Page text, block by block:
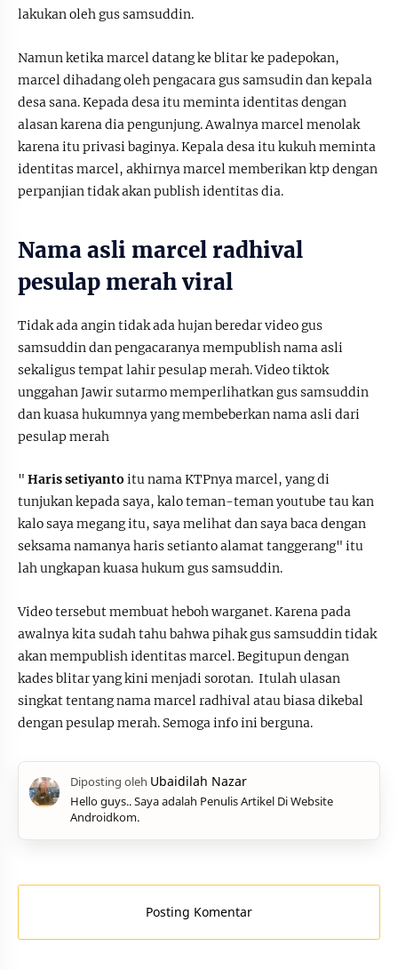
lakukan oleh gus samsuddin.
Namun ketika marcel datang ke blitar ke padepokan,
marcel dihadang oleh pengacara gus samsudin dan kepala
desa sana. Kepada desa itu meminta identitas dengan
alasan karena dia pengunjung. Awalnya marcel menolak
karena itu privasi baginya. Kepala desa itu kukuh meminta
identitas marcel, akhirnya marcel memberikan ktp dengan
perpanjian tidak akan publish identitas dia.
Nama asli marcel radhival
pesulap merah viral
Tidak ada angin tidak ada hujan beredar video gus
samsuddin dan pengacaranya mempublish nama asli
sekaligus tempat lahir pesulap merah. Video tiktok
unggahan Jawir sutarmo memperlihatkan gus samsuddin
dan kuasa hukumnya yang membeberkan nama asli dari
pesulap merah
" Haris setiyantoitu nama KTPnya marcel, yang di
tunjukan kepada saya, kalo teman-teman youtube tau kan
kalo saya megang itu, saya melihat dan saya baca dengan
seksama namanya haris setianto alamat tanggerang" itu
lah ungkapan kuasa hukum gus samsuddin.
Video tersebut membuat heboh warganet. Karena pada
awalnya kita sudah tahu bahwa pihak gus samsuddin tidak
akan mempublish identitas marcel. Begitupun dengan
kades blitar yang kini menjadi sorotan. Itulah ulasan
singkat tentang nama marcel radhival atau biasa dikebal
dengan pesulap merah. Semoga info ini berguna.
Hello guys.. Saya adalah Penulis Artikel Di Website
Androidkom.
Posting Komentar